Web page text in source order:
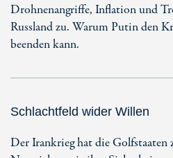
Drohnenangriffe, Inflation und
Russland zu. Warum Putin den
beenden kann.
Schlachtfeld wider Willen
Der Irankrieg hat die Golfstaaten